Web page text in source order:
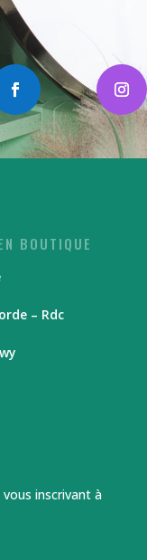
BOUTIQUE
– Rdc
inscrivant à